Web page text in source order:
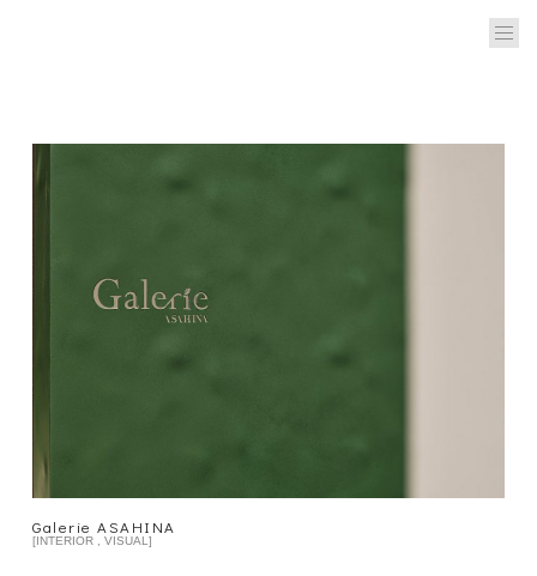
Galerie ASAHINA
[INTERIOR , VISUAL]